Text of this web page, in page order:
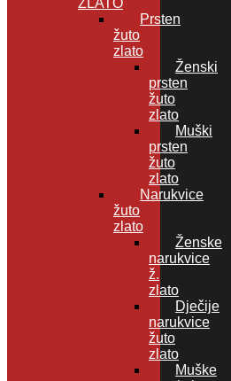
Prsten
žuto
zlato
Ženski
prsten
žuto
zlato
Muški
prsten
žuto
zlato
Narukvice
žuto
zlato
Ženske
narukvice
ž.
zlato
Dječije
narukvice
žuto
zlato
Muške